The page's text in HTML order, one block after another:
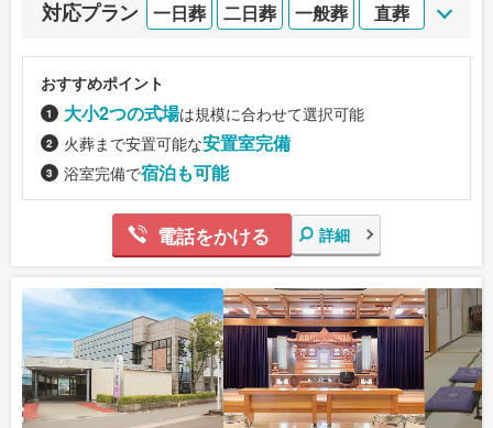
対応プラン 一日葬 二日葬 一般葬 直葬
おすすめポイント
大小2つの式場は規模に合わせて選択可能
火葬まで安置可能な安置室完備
浴室完備で宿泊も可能
電話をかける 詳細